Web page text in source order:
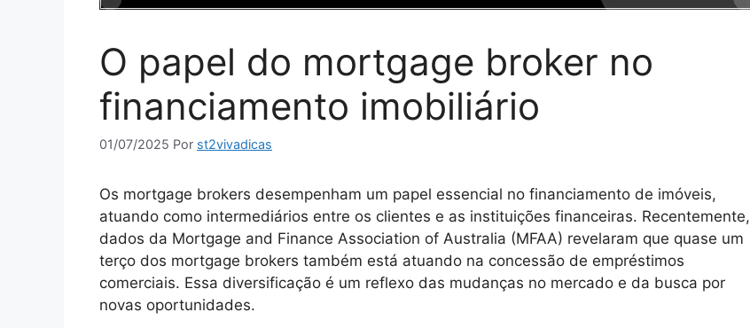
O papel do mortgage broker no
financiamento imobiliário
01/07/2025 Por st2vivadicas
Os mortgage brokers desempenham um papel essencial no financiamento de imóveis,
atuando como intermediários entre os clientes e as instituições financeiras. Recentemente,
dados da Mortgage and Finance Association of Australia (MFAA) revelaram que quase um
terço dos mortgage brokers também está atuando na concessão de empréstimos
comerciais. Essa diversificação é um reflexo das mudanças no mercado e da busca por
novas oportunidades.